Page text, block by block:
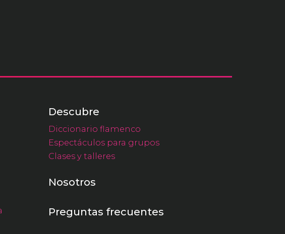
Descubre
Diccionario flamenco
Espectáculos para grupos
Clases y talleres
Nosotros
Preguntas frecuentes